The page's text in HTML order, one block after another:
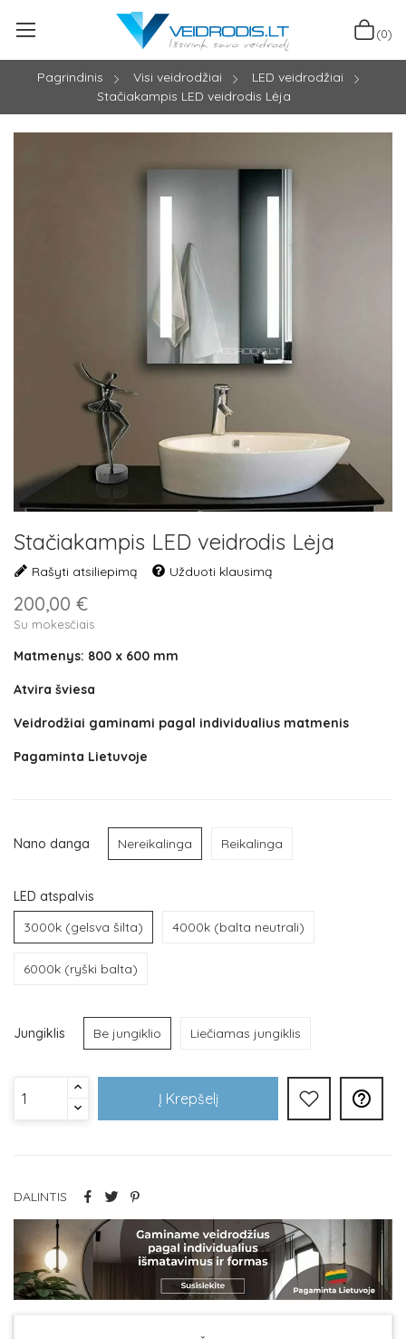
(0)
Pagrindinis Visi veidrodžiai
LED veidrodžiai
Stačiakampis LED veidrodis Lėja
Stačiakampis LED veidrodis Lėja
Rašyti atsiliepimą Užduoti klausimą
200,00 €
Su mokesčiais
Matmenys: 800 x 600 mm
Atvira šviesa
Veidrodžiai gaminami pagal individualius matmenis
Pagaminta Lietuvoje
Nano danga Nereikalinga Reikalinga
LED atspalvis
3000k (gelsva šilta)
4000k (balta neutrali)
6000k (ryški balta)
Jungiklis Be jungiklio Liečiamas jungiklis
Į Krepšelį 
DALINTIS